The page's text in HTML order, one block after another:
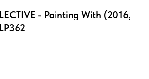
- Painting With (2016,